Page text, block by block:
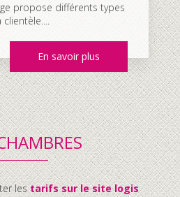
propose différents types
En savoir plus
lestarifs sur le site logis